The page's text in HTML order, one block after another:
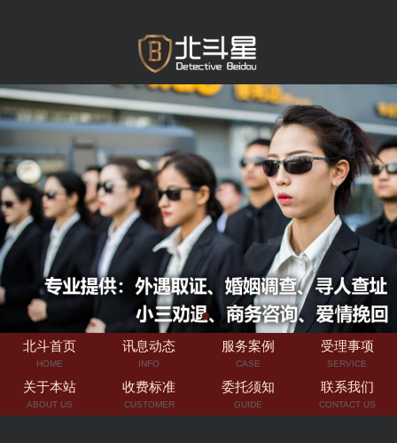
北斗首页
HOME
讯息动态
INFO
服务案例
CASE
受理事项
SERVICE
关于本站
ABOUT US
收费标准
CUSTOMER
委托须知
GUIDE
联系我们
CONTACT US